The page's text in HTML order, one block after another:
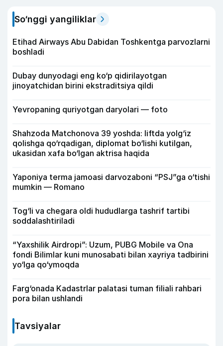
So‘nggi yangiliklar
Etihad Airways Abu Dabidan Toshkentga parvozlarni
boshladi
Dubay dunyodagi eng ko‘p qidirilayotgan
jinoyatchidan birini ekstraditsiya qildi
Yevropaning quriyotgan daryolari — foto
Shahzoda Matchonova 39 yoshda: liftda yolg‘iz
qolishga qo‘rqadigan, diplomat bo‘lishi kutilgan,
ukasidan xafa bo‘lgan aktrisa haqida
Yaponiya terma jamoasi darvozaboni “PSJ”ga o‘tishi
mumkin — Romano
Tog‘li va chegara oldi hududlarga tashrif tartibi
soddalashtiriladi
“Yaxshilik Airdropi”: Uzum, PUBG Mobile va Ona
fondi Bilimlar kuni munosabati bilan xayriya tadbirini
yo‘lga qo‘ymoqda
Farg‘onada Kadastrlar palatasi tuman filiali rahbari
pora bilan ushlandi
Tavsiyalar